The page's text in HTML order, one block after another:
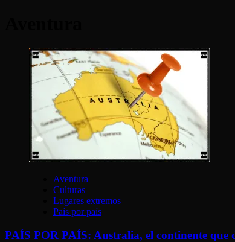
Aventura
Culturas
Lugares extremos
País por país
PAÍS POR PAÍS: Australia, el continente que